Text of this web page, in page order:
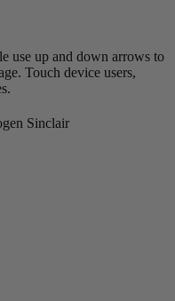
use up and down arrows to
Touch device users,
Sinclair